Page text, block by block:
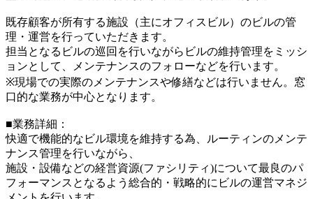
既存顧客が所有する施設（主にオフィスビル）のビルの管
理・運営を行っていただきます。
担当となるビルの巡回を行いながらビルの維持管理をミッシ
ョンとして、メンテナンスのフォローなどを行います。
※現場での実際のメンテナンスや修繕などは行いません。窓
口的な業務が中心となります。
■業務詳細：
快適で機能的なビル環境を維持する為、ルーティンのメンテ
ナンス管理を行いながら、
施設・設備などの経営資源(ファシリティ)について最良のパ
フォーマンスとなるよう総合的・戦略的にビルの運営マネジ